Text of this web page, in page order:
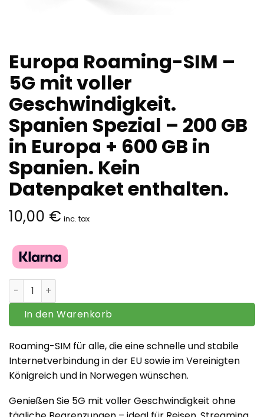
Europa Roaming-SIM –
5G mit voller
Geschwindigkeit.
Spanien Spezial – 200 GB
in Europa + 600 GB in
Spanien. Kein
Datenpaket enthalten.
10,00 € inc. tax
Europa Roaming-SIM – 5G mit voller Geschwindigkeit.
In den Warenkorb
Roaming-SIM für alle, die eine schnelle und stabile
Internetverbindung in der EU sowie im Vereinigten
Königreich und in Norwegen wünschen.
Genießen Sie 5G mit voller Geschwindigkeit ohne